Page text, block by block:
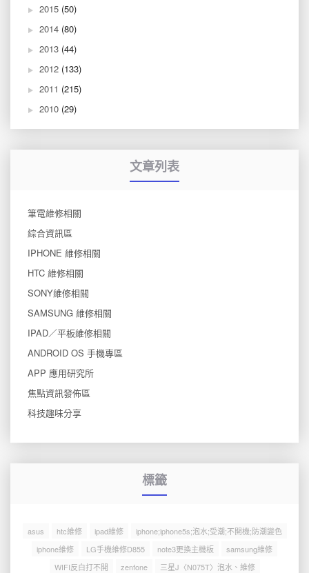
2015 (50)
2014 (80)
2013 (44)
2012 (133)
2011 (215)
2010 (29)
文章列表
筆電維修相關
綜合資訊區
IPHONE 維修相關
HTC 維修相關
SONY維修相關
SAMSUNG 維修相關
IPAD／平板維修相關
ANDROID OS 手機專區
APP 應用研究所
焦點資訊發佈區
科技趣味分享
標籤
asus htc維修 ipad維修
iphone;iphone5s;泡水;受潮;不開機;防潮變色
iphone維修
LG手機維修D855 note3更換主機板
samsung維修
WIFI反白打不開
zenfone
三星J〈N075T〉泡水、維修